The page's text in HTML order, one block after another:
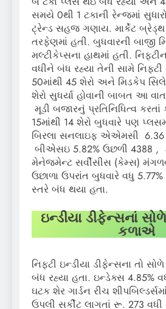
સમયે 0થી 1 ટકાની રેન્જમાં સુધારો
ટ્રેન્ડ સહજ ગણાય. માર્કેટ
તરફેણમાં હતી. બુધવારની બાજી
મલ્ટીકેપ્સના હાથમાં હતી.
વધીને બંધ રહ્યા તેની સામે
50માંથી 45 શેરો અને મિડકેપ
શેરો સુધર્યા હોવાની બાબત આ
મૂડી બજારનું પ્રતિનિધિત્વ
15માંથી 14 શેરો બુધવારે પણ
બિરલા સનલાઇફ એએમસી 6.36
બીએસઇ 5.82% ઉછળી 4388 ,
મેનેજમેન્ટ સર્વીસીસ (કેમ્સ)
ઉછાળા ઉપરાંત બુધવારે વધુ
સ્તરે બંધ થયા હતા.
ઇન્ડીયા ડીફેન્સનાં
કળાએ
નિફ્ટી ઇન્ડીયા ડીફેન્સના તો
બંધ રહ્યા હતા. ઇન્ડેક્સ 4.85%
ઘટક શેર ગાર્ડન રીચ
ઉપલી સર્કીટ લાગતાં રૂ. 273